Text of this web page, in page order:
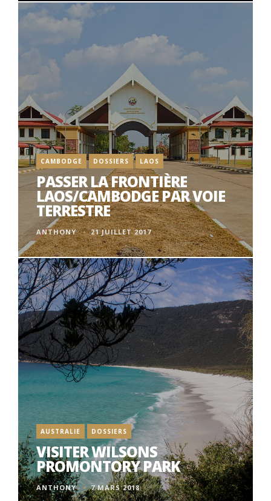
CAMBODGE DOSSIERS LAOS
PASSER LA FRONTIÈRE
LAOS/CAMBODGE PAR VOIE
TERRESTRE
ANTHONY 21 JUILLET 2017
AUSTRALIE DOSSIERS
VISITER WILSONS
PROMONTORY PARK
ANTHONY 7 MARS 2018